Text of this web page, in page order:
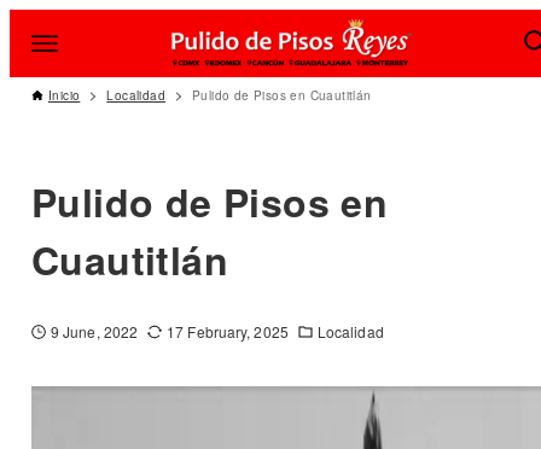
Inicio Localidad Pulido de Pisos en Cuautitlán
Pulido de Pisos en
Cuautitlán
9 June, 2022 17 February, 2025 Localidad